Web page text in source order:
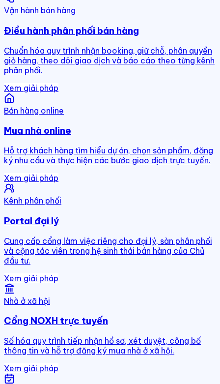
Vận hành bán hàng
Điều hành phân phối bán hàng
Chuẩn hóa quy trình nhận booking, giữ chỗ, phân quyền
giỏ hàng, theo dõi giao dịch và báo cáo theo từng kênh
phân phối.
Xem giải pháp
Bán hàng online
Mua nhà online
Hỗ trợ khách hàng tìm hiểu dự án, chọn sản phẩm, đăng
ký nhu cầu và thực hiện các bước giao dịch trực tuyến.
Xem giải pháp
Kênh phân phối
Portal đại lý
Cung cấp cổng làm việc riêng cho đại lý, sàn phân phối
và cộng tác viên trong hệ sinh thái bán hàng của Chủ
đầu tư.
Xem giải pháp
Nhà ở xã hội
Cổng NOXH trực tuyến
Số hóa quy trình tiếp nhận hồ sơ, xét duyệt, công bố
thông tin và hỗ trợ đăng ký mua nhà ở xã hội.
Xem giải pháp